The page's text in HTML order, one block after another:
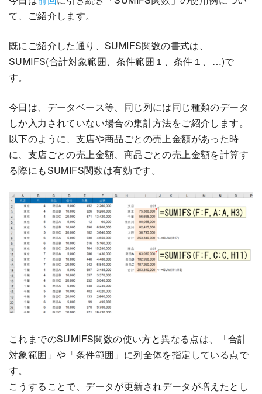
て、ご紹介します。
既にご紹介した通り、SUMIFS関数の書式は、
SUMIFS(合計対象範囲、条件範囲１、条件１、…)で
す。
今日は、データベース等、同じ列には同じ種類のデータ
しか入力されていない場合の集計方法をご紹介します。
以下のように、支店や商品ごとの売上金額があった時
に、支店ごとの売上金額、商品ごとの売上金額を計算す
る際にもSUMIFS関数は有効です。
これまでのSUMIFS関数の使い方と異なる点は、「合計
対象範囲」や「条件範囲」に列全体を指定している点で
す。
こうすることで、データが更新されデータが増えたとし